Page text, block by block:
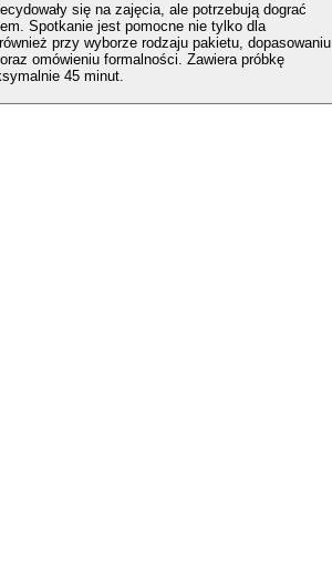
się na zajęcia, ale potrzebują dograć
Spotkanie jest pomocne nie tylko dla
przy wyborze rodzaju pakietu, dopasowaniu
omówieniu formalności. Zawiera próbkę
45 minut.